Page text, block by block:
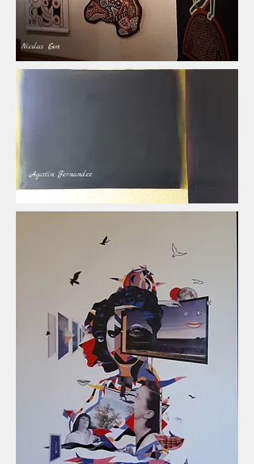
Nicolas Eon
Agustin Fernandez